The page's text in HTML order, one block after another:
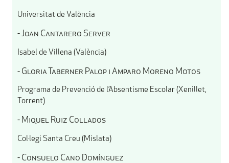
Universitat de València
- Joan Cantarero Server
Isabel de Villena (València)
- Gloria Taberner Palop i Amparo Moreno Motos
Programa de Prevenció de l’Absentisme Escolar (Xenillet,
Torrent)
- Miquel Ruiz Collados
Col·legi Santa Creu (Mislata)
- Consuelo Cano Domínguez